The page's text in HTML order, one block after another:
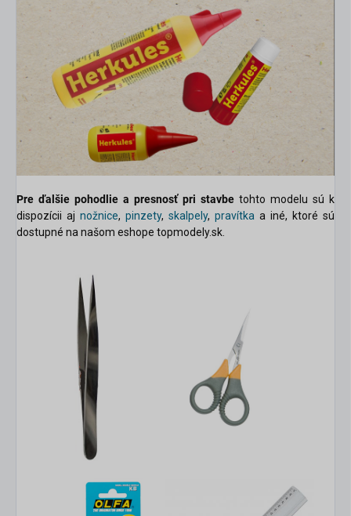
Pre ďalšie pohodlie a presnosť pri stavbe tohto modelu sú k
dispozícii aj nožnice, pinzety, skalpely, pravítka a iné, ktoré sú
dostupné na našom eshope topmodely.sk.